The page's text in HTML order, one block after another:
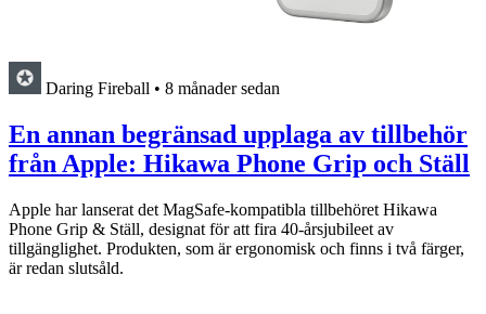
Daring Fireball • 8 månader sedan
En annan begränsad upplaga av tillbehör
från Apple: Hikawa Phone Grip och Ställ
Apple har lanserat det MagSafe-kompatibla tillbehöret Hikawa
Phone Grip & Ställ, designat för att fira 40-årsjubileet av
tillgänglighet. Produkten, som är ergonomisk och finns i två färger,
är redan slutsåld.